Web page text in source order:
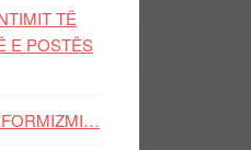
TË
E POSTËS